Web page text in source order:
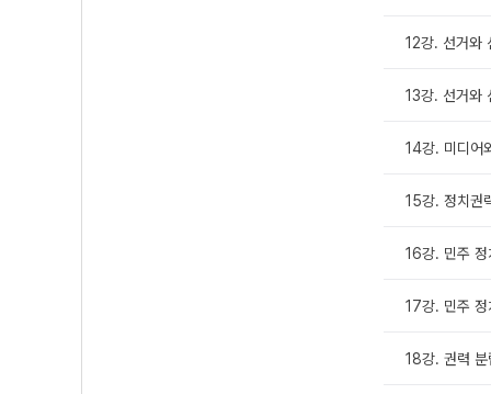
12강. 선거와
13강. 선거와
14강. 미디어
15강. 정치권
16강. 민주 정
17강. 민주
18강. 권력 분